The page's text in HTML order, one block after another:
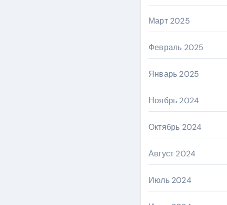
Март 2025
Февраль 2025
Январь 2025
Ноябрь 2024
Октябрь 2024
Август 2024
Июль 2024